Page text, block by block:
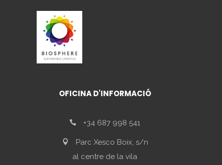
OFICINA D'INFORMACIÓ
+34 687 998 541
Parc Xesco Boix, s/n
al centre de la vila